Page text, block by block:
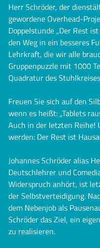
Herr Schröder, der
gewordene Overhead-
Doppelstunde „Der Rest
den Weg in ein besseres
Lehrkraft, die wir alle
Gruppenpuzzle mit 1000
Quadratur des
Freuen Sie sich auf den
wenn es heißt: „Tablets
Auch in der letzten
werden: Der Rest ist
Johannes Schröder alias
Deutschlehrer und
Widerspruch anhört, ist
der Selbstverteidigung.
dem Nebenjob als
Schröder das Ziel, ein
zu realisieren.